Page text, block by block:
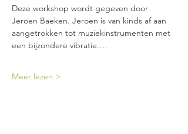
Deze workshop wordt gegeven door
Jeroen Baeken. Jeroen is van kinds af aan
aangetrokken tot muziekinstrumenten met
een bijzondere vibratie.…
Meer lezen >